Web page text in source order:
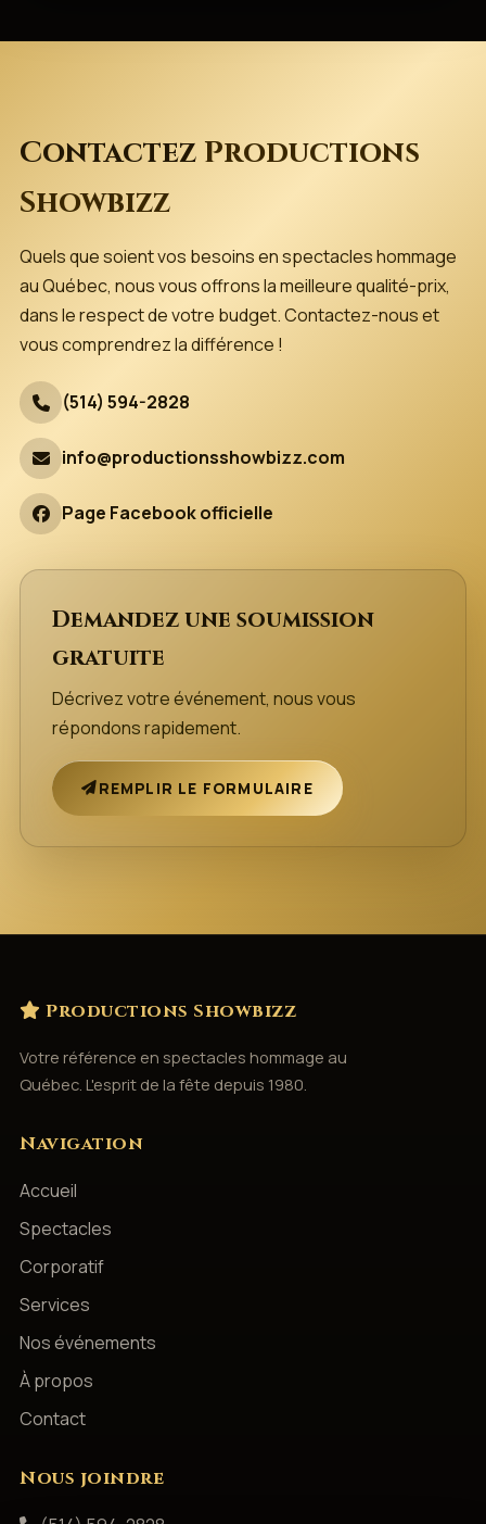
Contactez Productions
Showbizz
Quels que soient vos besoins en spectacles hommage
au Québec, nous vous offrons la meilleure qualité-prix,
dans le respect de votre budget. Contactez-nous et
vous comprendrez la différence !
(514) 594-2828
info@productionsshowbizz.com
Page Facebook officielle
Demandez une soumission
gratuite
Décrivez votre événement, nous vous
répondons rapidement.
REMPLIR LE FORMULAIRE
Productions Showbizz
Votre référence en spectacles hommage au
Québec. L'esprit de la fête depuis 1980.
Navigation
Accueil
Spectacles
Corporatif
Services
Nos événements
À propos
Contact
Nous joindre